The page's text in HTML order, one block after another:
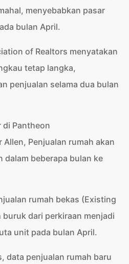
menyebabkan pasar
bulan April.
of Realtors menyatakan
tetap langka,
penjualan selama dua bulan
Pantheon
Penjualan rumah akan
dalam beberapa bulan ke
rumah bekas (Existing
dari perkiraan menjadi
unit pada bulan April.
data penjualan rumah baru